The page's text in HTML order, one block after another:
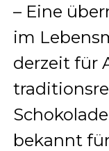
– Eine
im
derzeit für
bekannt